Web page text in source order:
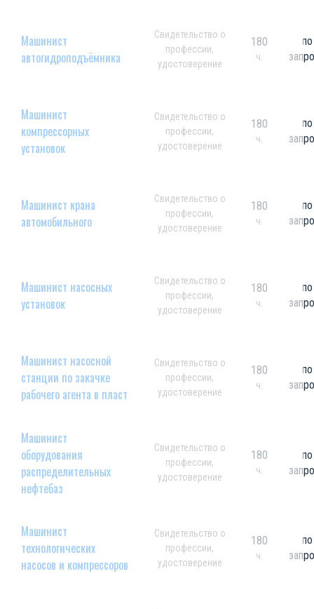
Машинист
автогидроподъёмника
Свидетельство о
профессии,
удостоверение
180
ч.
по
Машинист
компрессорных
установок
Свидетельство о
профессии,
удостоверение
180
ч.
по
Машинист крана
автомобильного
Свидетельство о
профессии,
удостоверение
180
ч.
по
Машинист насосных
установок
Свидетельство о
профессии,
удостоверение
180
ч.
по
Машинист насосной
станции по закачке
рабочего агента в пласт
Свидетельство о
профессии,
удостоверение
180
ч.
по
Машинист
оборудования
распределительных
нефтебаз
Свидетельство о
профессии,
удостоверение
180
ч.
по
Машинист
технологических
насосов и компрессоров
Свидетельство о
профессии,
удостоверение
180
ч.
по